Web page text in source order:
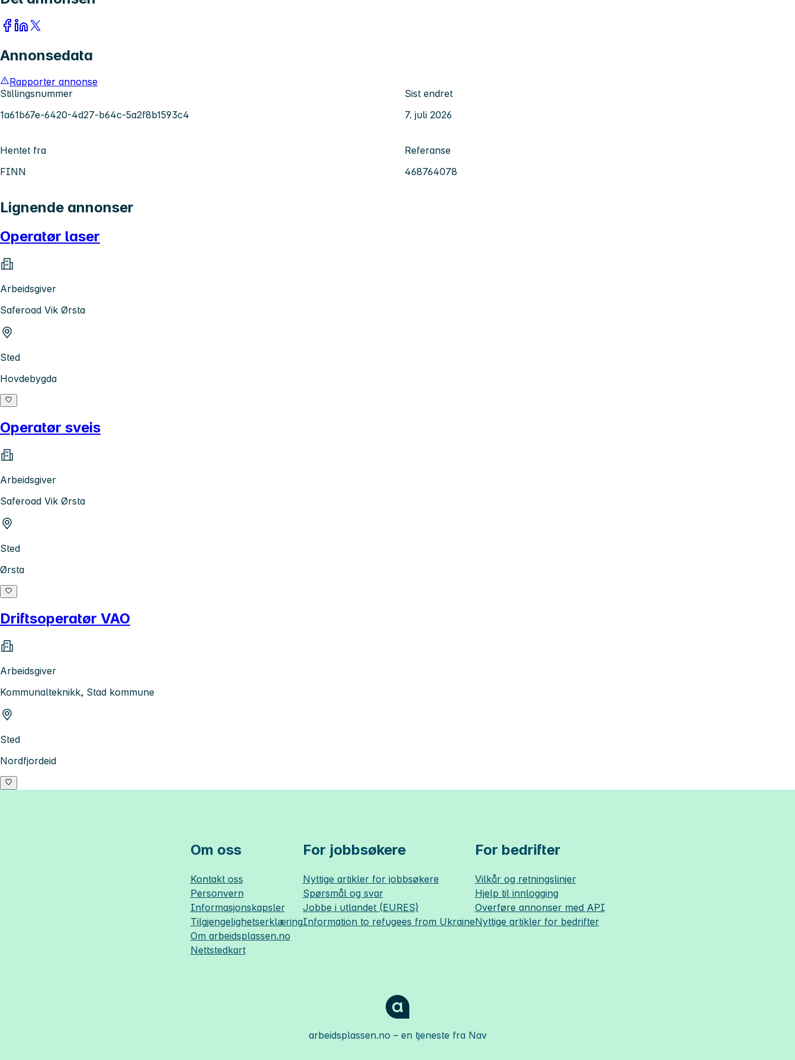
Annonsedata
Rapporter annonse
Stillingsnummer
1a61b67e-6420-4d27-b64c-5a2f8b1593c4
Sist endret
7. juli 2026
Hentet fra
FINN
Referanse
468764078
Lignende annonser
Operatør laser
Arbeidsgiver
Saferoad Vik Ørsta
Sted
Hovdebygda
Operatør sveis
Arbeidsgiver
Saferoad Vik Ørsta
Sted
Ørsta
Driftsoperatør VAO
Arbeidsgiver
Kommunalteknikk, Stad kommune
Sted
Nordfjordeid
Om oss
Kontakt oss
Personvern
Informasjonskapsler
Tilgjengelighetserklæring
Om arbeidsplassen.no
Nettstedkart
For jobbsøkere
Nyttige artikler for jobbsøkere
Spørsmål og svar
Jobbe i utlandet (EURES)
Information to refugees from Ukraine
For bedrifter
Vilkår og retningslinjer
Hjelp til innlogging
Overføre annonser med API
Nyttige artikler for bedrifter
arbeidsplassen.no – en tjeneste fra Nav